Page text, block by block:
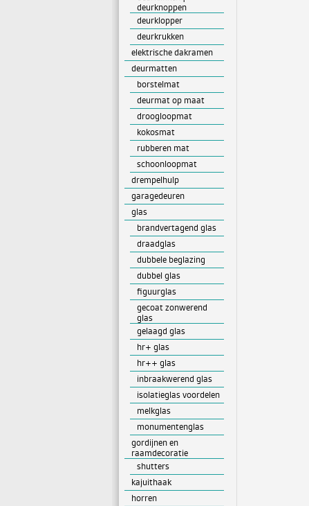
deurknoppen
deurklopper
deurkrukken
elektrische dakramen
deurmatten
borstelmat
deurmat op maat
droogloopmat
kokosmat
rubberen mat
schoonloopmat
drempelhulp
garagedeuren
glas
brandvertagend glas
draadglas
dubbele beglazing
dubbel glas
figuurglas
gecoat zonwerend
glas
gelaagd glas
hr+ glas
hr++ glas
inbraakwerend glas
isolatieglas voordelen
melkglas
monumentenglas
gordijnen en
raamdecoratie
shutters
kajuithaak
horren